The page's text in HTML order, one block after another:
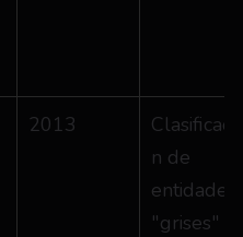
2013
n de
entidades,
"grises"